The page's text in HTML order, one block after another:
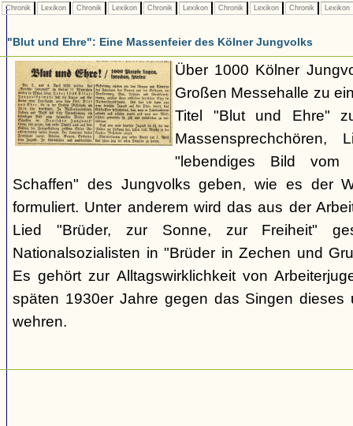
Chronik Lexikon Chronik Lexikon Chronik Lexikon Chronik Lexikon Chronik Lexikon
"Blut und Ehre": Eine Massenfeier des Kölner Jungvolks
Über 1000 Kölner
Großen Messehalle zu
Titel "Blut und Ehre"
"lebendiges Bild vom
Schaffen" des Jungvolks geben, wie es der
formuliert. Unter anderem wird das aus der
Lied "Brüder, zur Sonne, zur Freiheit"
Nationalsozialisten in "Brüder in Zechen und
Es gehört zur Alltagswirklichkeit von
späten 1930er Jahre gegen das Singen dieses
wehren.